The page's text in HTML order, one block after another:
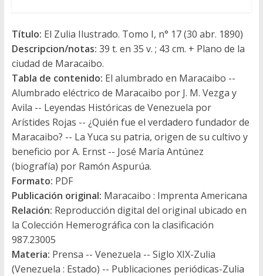
Título: El Zulia Ilustrado. Tomo I, n° 17 (30 abr. 1890)
Descripcion/notas: 39 t. en 35 v. ; 43 cm. + Plano de la
ciudad de Maracaibo.
Tabla de contenido: El alumbrado en Maracaibo --
Alumbrado eléctrico de Maracaibo por J. M. Vezga y
Avila -- Leyendas Históricas de Venezuela por
Arístides Rojas -- ¿Quién fue el verdadero fundador de
Maracaibo? -- La Yuca su patria, origen de su cultivo y
beneficio por A. Ernst -- José María Antúnez
(biografía) por Ramón Aspurúa.
Formato: PDF
Publicación original: Maracaibo : Imprenta Americana
Relación: Reproducción digital del original ubicado en
la Colección Hemerográfica con la clasificación
987.23005
Materia: Prensa -- Venezuela -- Siglo XIX-Zulia
(Venezuela : Estado) -- Publicaciones periódicas-Zulia